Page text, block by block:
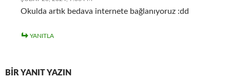
Okulda artık bedava internete bağlanıyoruz :dd
YANITLA
BIR YANIT YAZIN